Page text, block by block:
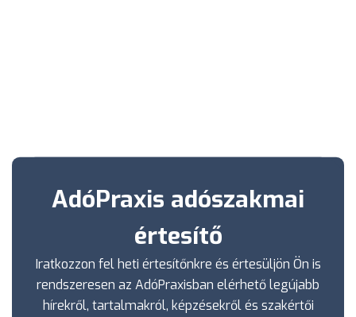
AdóPraxis adószakmai
értesítő
Iratkozzon fel heti értesítőnkre és értesüljön Ön is
rendszeresen az AdóPraxisban elérhető legújabb
hírekről, tartalmakról, képzésekről és szakértői